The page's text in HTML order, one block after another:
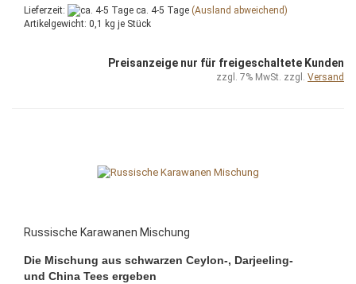
Lieferzeit: ca. 4-5 Tage (Ausland abweichend)
Artikelgewicht: 0,1 kg je Stück
Preisanzeige nur für freigeschaltete Kunden
zzgl. 7% MwSt. zzgl. Versand
Russische Karawanen Mischung
Die Mischung aus schwarzen Ceylon-, Darjeeling-
und China Tees ergeben